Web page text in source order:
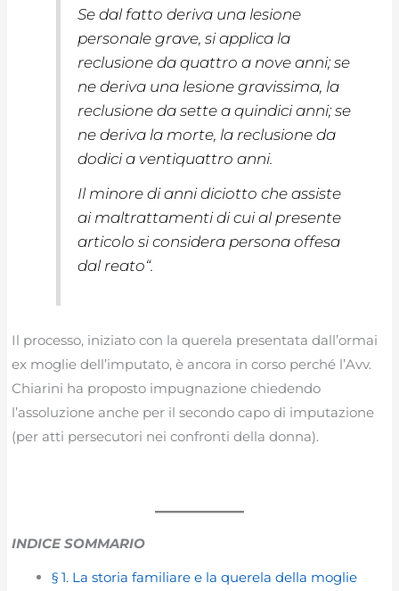
Se dal fatto deriva una lesione
personale grave, si applica la
reclusione da quattro a nove anni; se
ne deriva una lesione gravissima, la
reclusione da sette a quindici anni; se
ne deriva la morte, la reclusione da
dodici a ventiquattro anni.
Il minore di anni diciotto che assiste
ai maltrattamenti di cui al presente
articolo si considera persona offesa
dal reato“.
Il processo, iniziato con la querela presentata dall’ormai
ex moglie dell’imputato, è ancora in corso perché l’Avv.
Chiarini ha proposto impugnazione chiedendo
l’assoluzione anche per il secondo capo di imputazione
(per atti persecutori nei confronti della donna).
INDICE SOMMARIO
§ 1. La storia familiare e la querela della moglie